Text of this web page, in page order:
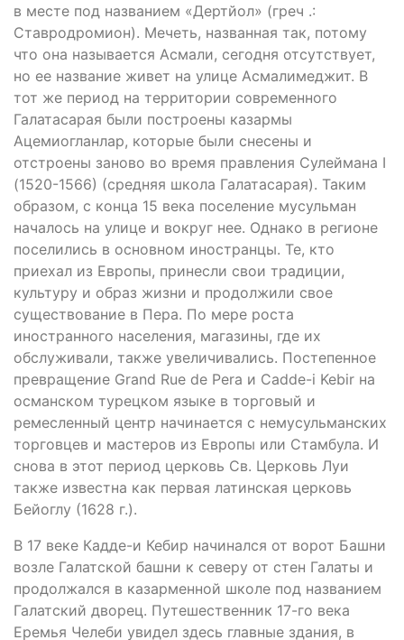
в месте под названием «Дертйол» (греч .:
Ставродромион). Мечеть, названная так, потому
что она называется Асмали, сегодня отсутствует,
но ее название живет на улице Асмалимеджит. В
тот же период на территории современного
Галатасарая были построены казармы
Ацемиогланлар, которые были снесены и
отстроены заново во время правления Сулеймана I
(1520-1566) (средняя школа Галатасарая). Таким
образом, с конца 15 века поселение мусульман
началось на улице и вокруг нее. Однако в регионе
поселились в основном иностранцы. Те, кто
приехал из Европы, принесли свои традиции,
культуру и образ жизни и продолжили свое
существование в Пера. По мере роста
иностранного населения, магазины, где их
обслуживали, также увеличивались. Постепенное
превращение Grand Rue de Pera и Cadde-i Kebir на
османском турецком языке в торговый и
ремесленный центр начинается с немусульманских
торговцев и мастеров из Европы или Стамбула. И
снова в этот период церковь Св. Церковь Луи
также известна как первая латинская церковь
Бейоглу (1628 г.).
В 17 веке Кадде-и Кебир начинался от ворот Башни
возле Галатской башни к северу от стен Галаты и
продолжался в казарменной школе под названием
Галатский дворец. Путешественник 17-го века
Еремья Челеби увидел здесь главные здания, в